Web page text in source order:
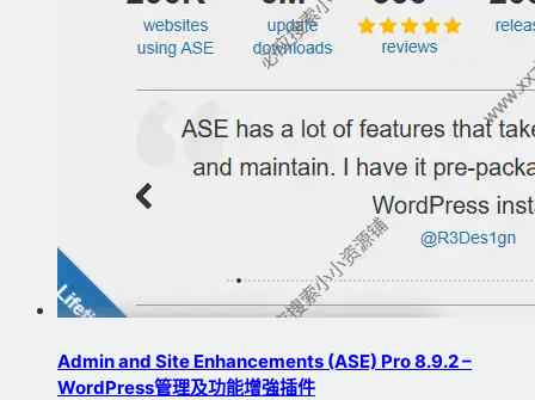
Admin and Site Enhancements (ASE) Pro 8.9.2 –
WordPress管理及功能增強插件